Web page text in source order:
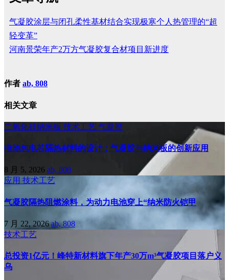
气凝胶涂层与闭孔柔性基材结合实现极寒个人热管理的“超
轻变革”
河南景荣年产2万方气凝胶复合材项目新进度
作者 ab, 808
相关文章
二氧化硅纳米板 技术工艺 气凝胶
电池包电芯隔热材料的设计：气凝胶与纳米板的创新应用
8 月 5, 2026 ab, 808
应用 技术工艺
气凝胶隔热阻燃涂料，为动力电池穿上“纳米防火铠甲
7 月 22, 2026ab, 808
技术工艺
总投资1亿元！峰特新材料旗下年产30万m³气凝胶项目落户义
乌